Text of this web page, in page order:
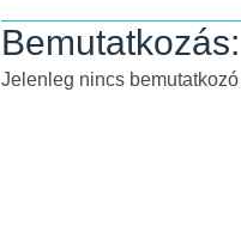
Bemutatkozás:
Jelenleg nincs